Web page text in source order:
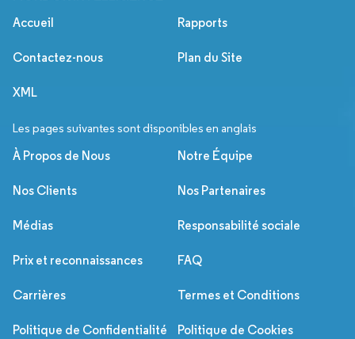
Accueil Rapports
Contactez-nous Plan du Site
XML
Les pages suivantes sont disponibles en anglais
À Propos de Nous Notre Équipe
Nos Clients Nos Partenaires
Médias Responsabilité sociale
Prix et reconnaissances FAQ
Carrières Termes et Conditions
Politique de Confidentialité Politique de Cookies